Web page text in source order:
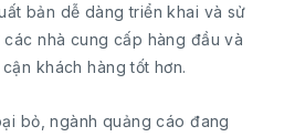
bản dễ dàng triển khai và sử
nhà cung cấp hàng đầu và
khách hàng tốt hơn.
bỏ, ngành quảng cáo đang